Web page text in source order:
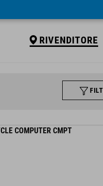
RIVENDITORE
COMPUTER CMPT